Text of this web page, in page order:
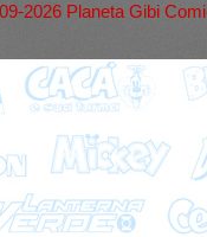
2026 Planeta Gibi